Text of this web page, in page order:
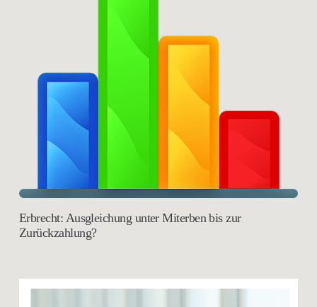
Erbrecht: Ausgleichung unter Miterben bis zur
Zurückzahlung?